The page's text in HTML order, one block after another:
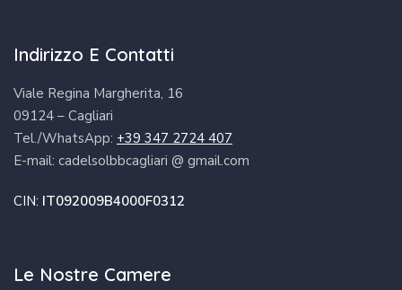
Indirizzo E Contatti
Viale Regina Margherita, 16
09124 – Cagliari
Tel./WhatsApp: +39 347 2724 407
E-mail: cadelsolbbcagliari @ gmail.com
CIN: IT092009B4000F0312
Le Nostre Camere